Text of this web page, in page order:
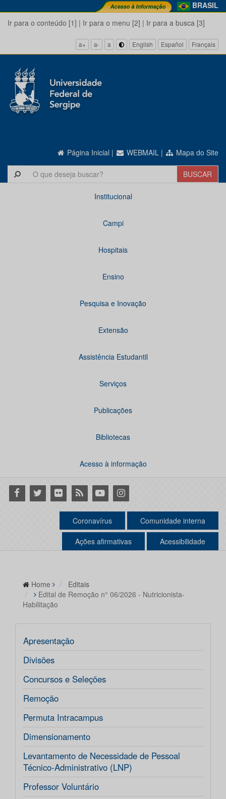
BRASIL
Ir para o conteúdo [1] | Ir para o menu [2] | Ir para a busca [3]
a+ a- a English Español Français
Página Inicial | WEBMAIL | Mapa do Site
Institucional
Campi
Hospitais
Ensino
Pesquisa e Inovação
Extensão
Assistência Estudantil
Serviços
Publicações
Bibliotecas
Acesso à informação
Facebook
Twitter Flickr RSS YoutubeInstagram
Coronavírus Comunidade interna
Ações afirmativas Acessibilidade
Home
Editais
Edital de Remoção n° 06/2026 - Nutricionista-
Habilitação
Apresentação
Divisões
Concursos e Seleções
Remoção
Permuta Intracampus
Dimensionamento
Levantamento de Necessidade de Pessoal
Técnico-Administrativo (LNP)
Professor Voluntário